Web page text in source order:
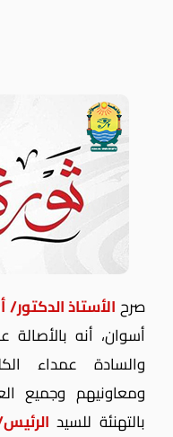
صرحالأستاذ
أسوان، أنه
والسادة عمداء
ومعاونيهم وجميع
بالتهنئة للسيد